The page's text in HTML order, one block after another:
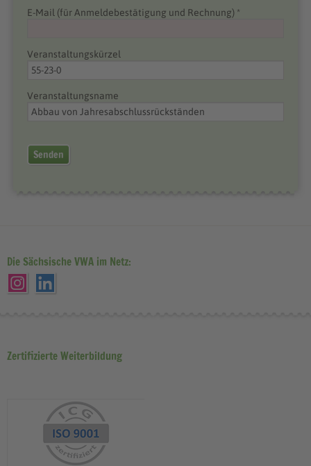
E-Mail (für Anmeldebestätigung und Rechnung) *
Veranstaltungskürzel
Veranstaltungsname
Senden
Die Sächsische VWA im Netz:
Zertifizierte Weiterbildung